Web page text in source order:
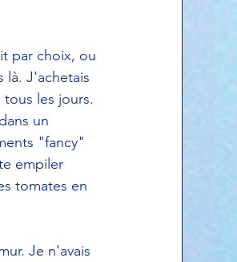
par choix, ou
là. J'achetais
les jours.
un
"fancy"
empiler
tomates en
Je n'avais